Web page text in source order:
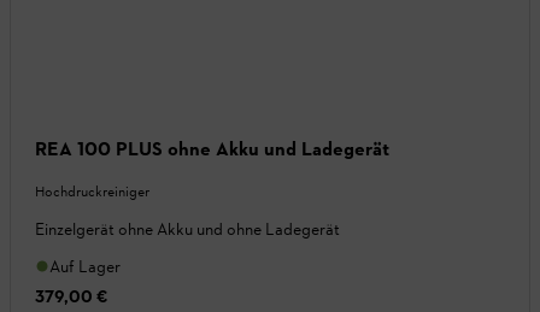
REA 100 PLUS ohne Akku und Ladegerät
Hochdruckreiniger
Einzelgerät ohne Akku und ohne Ladegerät
Auf Lager
379,00 €